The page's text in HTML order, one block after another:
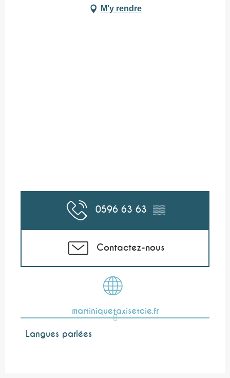
M'y rendre
0596 63 63 ▒▒
Contactez-nous
martiniquetaxisetcie.fr
Langues parlées
Langues parlées